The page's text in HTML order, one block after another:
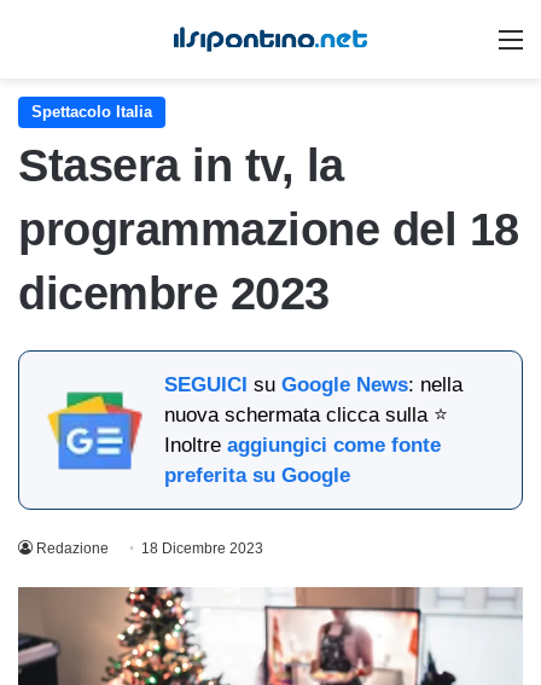
Spettacolo Italia
Stasera in tv, la
programmazione del 18
dicembre 2023
SEGUICI suGoogle News: nella
nuova schermata clicca sulla ⭐
Inoltreaggiungici come fonte
preferita su Google
Redazione 18 Dicembre 2023